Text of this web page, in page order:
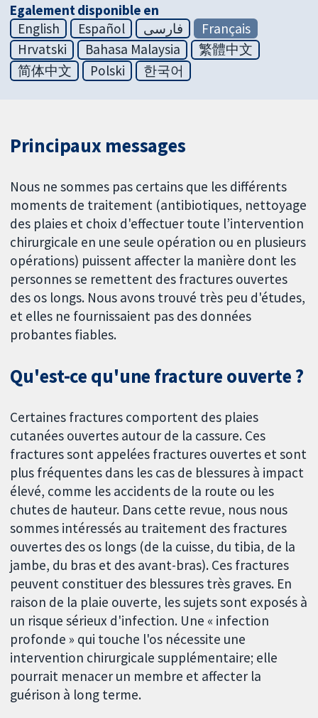
Egalement disponible en
English
Español فارسی
Français
Hrvatski
Bahasa Malaysia
繁體中文
简体中文
Polski 한국어
Principaux messages
Nous ne sommes pas certains que les différents
moments de traitement (antibiotiques, nettoyage
des plaies et choix d'effectuer toute l’intervention
chirurgicale en une seule opération ou en plusieurs
opérations) puissent affecter la manière dont les
personnes se remettent des fractures ouvertes
des os longs. Nous avons trouvé très peu d'études,
et elles ne fournissaient pas des données
probantes fiables.
Qu'est-ce qu'une fracture ouverte ?
Certaines fractures comportent des plaies
cutanées ouvertes autour de la cassure. Ces
fractures sont appelées fractures ouvertes et sont
plus fréquentes dans les cas de blessures à impact
élevé, comme les accidents de la route ou les
chutes de hauteur. Dans cette revue, nous nous
sommes intéressés au traitement des fractures
ouvertes des os longs (de la cuisse, du tibia, de la
jambe, du bras et des avant-bras). Ces fractures
peuvent constituer des blessures très graves. En
raison de la plaie ouverte, les sujets sont exposés à
un risque sérieux d'infection. Une « infection
profonde » qui touche l'os nécessite une
intervention chirurgicale supplémentaire; elle
pourrait menacer un membre et affecter la
guérison à long terme.